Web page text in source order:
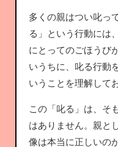
多くの親はつい叱っ
る」という行動には
にとってのごほうび
いうちに、叱る行動
いうことを理解して
この「叱る」は、そ
はありません。親と
像は本当に正しいの